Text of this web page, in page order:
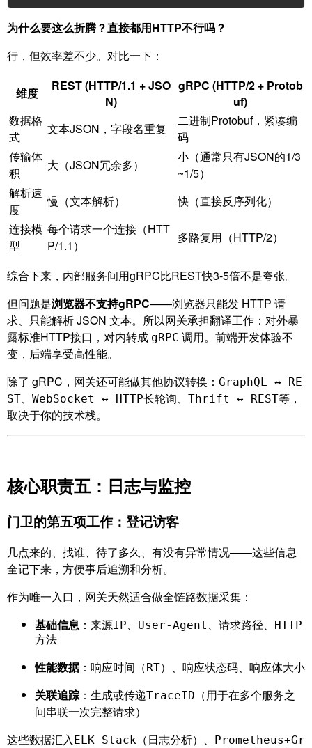
为什么要这么折腾？直接都用HTTP不行吗？
行，但效率差不少。对比一下：
维度
REST (HTTP/1.1 + JSO
N)
gRPC (HTTP/2 + Protob
uf)
数据格
式
文本JSON，字段名重复
二进制Protobuf，紧凑编
码
传输体
积
大（JSON冗余多）
小（通常只有JSON的1/3
~1/5）
解析速
度
慢（文本解析）
快（直接反序列化）
连接模
型
每个请求一个连接（HTT
P/1.1）
多路复用（HTTP/2）
综合下来，内部服务间用gRPC比REST快3-5倍不是夸张。
但问题是浏览器不支持gRPC——浏览器只能发 HTTP 请
求、只能解析 JSON 文本。所以网关承担翻译工作：对外暴
露标准HTTP接口，对内转成 gRPC 调用。前端开发体验不
变，后端享受高性能。
除了 gRPC，网关还可能做其他协议转换： GraphQL ↔ RE
ST、 WebSocket ↔ HTTP长轮询、 Thrift ↔ REST等，
取决于你的技术栈。
核心职责五：日志与监控
门卫的第五项工作：登记访客
几点来的、找谁、待了多久、有没有异常情况——这些信息
全记下来，方便事后追溯和分析。
作为唯一入口，网关天然适合做全链路数据采集：
基础信息 ： 来源IP、 User-Agent 、 请求路径、
HTTP
方法
性能数据： 响应时间（RT） 、 响应状态码、 响应体大小
关联追踪 ：生成或传递TraceID （用于在多个服务之
间串联一次完整请求）
这些数据汇入 ELK Stack （日志分析）、
Prometheus+Gr